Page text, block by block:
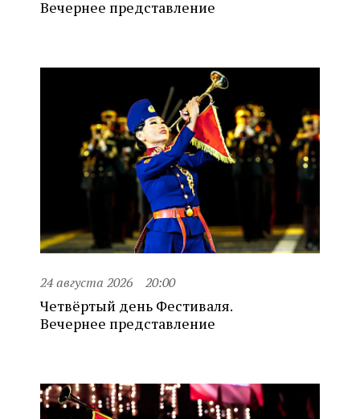
Вечернее представление
24 августа 2026 20:00
Четвёртый день Фестиваля.
Вечернее представление